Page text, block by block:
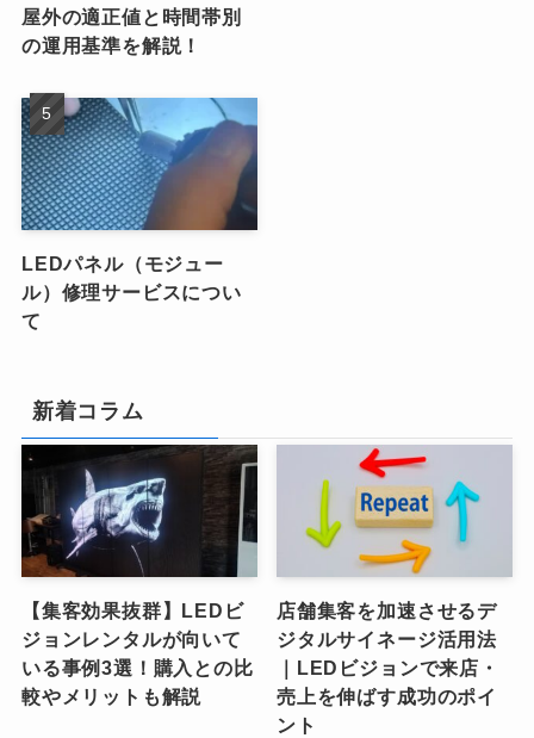
屋外の適正値と時間帯別
の運用基準を解説！
LEDパネル（モジュー
ル）修理サービスについ
て
新着コラム
【集客効果抜群】LEDビ
ジョンレンタルが向いて
いる事例3選！購入との比
較やメリットも解説
店舗集客を加速させるデ
ジタルサイネージ活用法
｜LEDビジョンで来店・
売上を伸ばす成功のポイ
ント